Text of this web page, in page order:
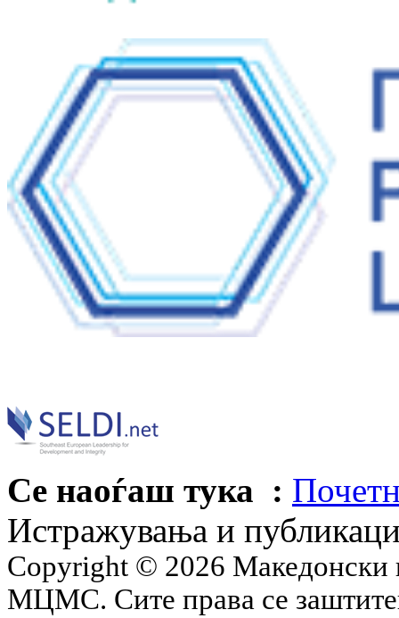
Се наоѓаш тука :
Истражувања и
Copyright © 2026 Македонски
МЦМС. Сите права се